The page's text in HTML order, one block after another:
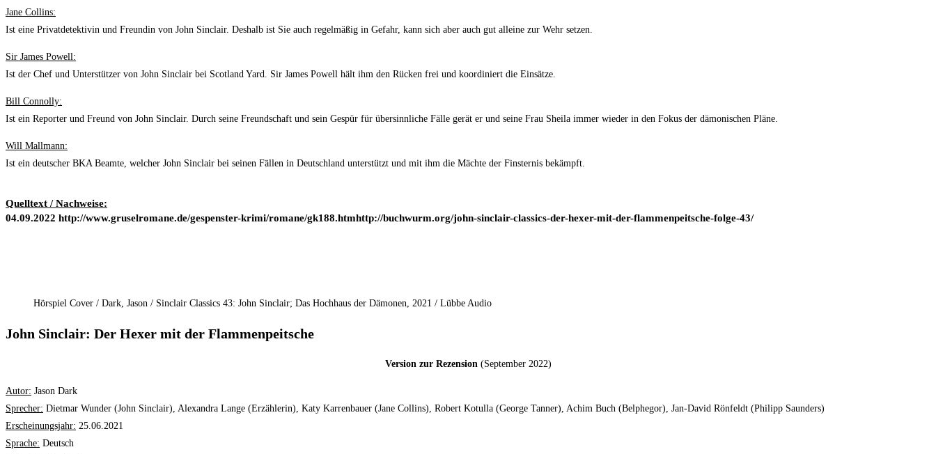
Jane Collins:
Ist eine Privatdetektivin und Freundin von John Sinclair. Deshalb ist Sie auch regelmäßig in Gefahr, kann sich aber auch gut alleine zur Wehr setzen.
Sir James Powell:
Ist der Chef und Unterstützer von John Sinclair bei Scotland Yard. Sir James Powell hält ihm den Rücken frei und koordiniert die Einsätze.
Bill Connolly:
Ist ein Reporter und Freund von John Sinclair. Durch seine Freundschaft und sein Gespür für übersinnliche Fälle gerät er und seine Frau Sheila immer wieder in den Fokus der dämonischen Pläne.
Will Mallmann:
Ist ein deutscher BKA Beamte, welcher John Sinclair bei seinen Fällen in Deutschland unterstützt und mit ihm die Mächte der Finsternis bekämpft.
Quelltext / Nachweise:
04.09.2022 http://www.gruselromane.de/gespenster-krimi/romane/gk188.htmhttp://buchwurm.org/john-sinclair-classics-der-hexer-mit-der-flammenpeitsche-folge-43/
Hörspiel Cover / Dark, Jason / Sinclair Classics 43: John Sinclair; Das Hochhaus der Dämonen, 2021 / Lübbe Audio
John Sinclair: Der Hexer mit der Flammenpeitsche
Version zur Rezension (September 2022)
Autor: Jason Dark
Sprecher: Dietmar Wunder (John Sinclair), Alexandra Lange (Erzählerin), Katy Karrenbauer (Jane Collins), Robert Kotulla (George Tanner), Achim Buch (Belphegor), Jan-David Rönfeldt (Philipp Saunders)
Erscheinungsjahr: 25.06.2021
Sprache: Deutsch